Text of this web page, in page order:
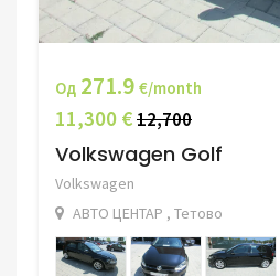
Од 271.9 €/month
11,300 €12,700
Volkswagen Golf
Volkswagen
АВТО ЦЕНТАР , Тетово